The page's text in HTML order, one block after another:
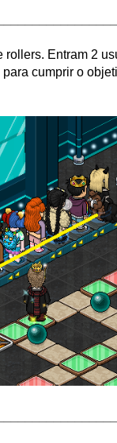
rollers. Entram 2
cumprir o